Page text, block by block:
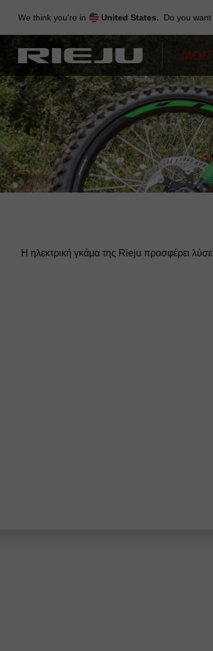
content
We think you're in United States. Do you
Η ηλεκτρική γκάμα της Rieju προσφέρει